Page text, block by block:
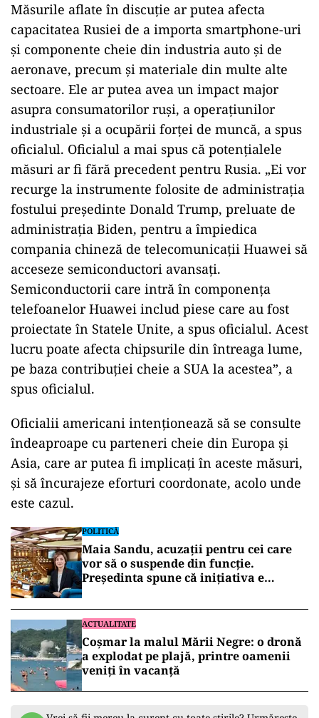
Măsurile aflate în discuţie ar putea afecta
capacitatea Rusiei de a importa smartphone-uri
şi componente cheie din industria auto şi de
aeronave, precum şi materiale din multe alte
sectoare. Ele ar putea avea un impact major
asupra consumatorilor ruşi, a operaţiunilor
industriale şi a ocupării forţei de muncă, a spus
oficialul. Oficialul a mai spus că potenţialele
măsuri ar fi fără precedent pentru Rusia. „Ei vor
recurge la instrumente folosite de administraţia
fostului preşedinte Donald Trump, preluate de
administraţia Biden, pentru a împiedica
compania chineză de telecomunicaţii Huawei să
acceseze semiconductori avansaţi.
Semiconductorii care intră în componenţa
telefoanelor Huawei includ piese care au fost
proiectate în Statele Unite, a spus oficialul. Acest
lucru poate afecta chipsurile din întreaga lume,
pe baza contribuţiei cheie a SUA la acestea”, a
spus oficialul.
Oficialii americani intenţionează să se consulte
îndeaproape cu parteneri cheie din Europa şi
Asia, care ar putea fi implicaţi în aceste măsuri,
şi să încurajeze eforturi coordonate, acolo unde
este cazul.
POLITICĂ
Maia Sandu, acuzații pentru cei care
vor să o suspende din funcție.
Președinta spune că inițiativa e
ACTUALITATE
Coșmar la malul Mării Negre: o dronă
a explodat pe plajă, printre oamenii
veniți în vacanță